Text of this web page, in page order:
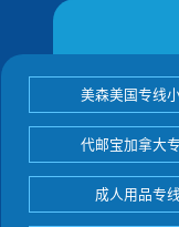
美森美国专线
代邮宝加拿大
成人用品专线